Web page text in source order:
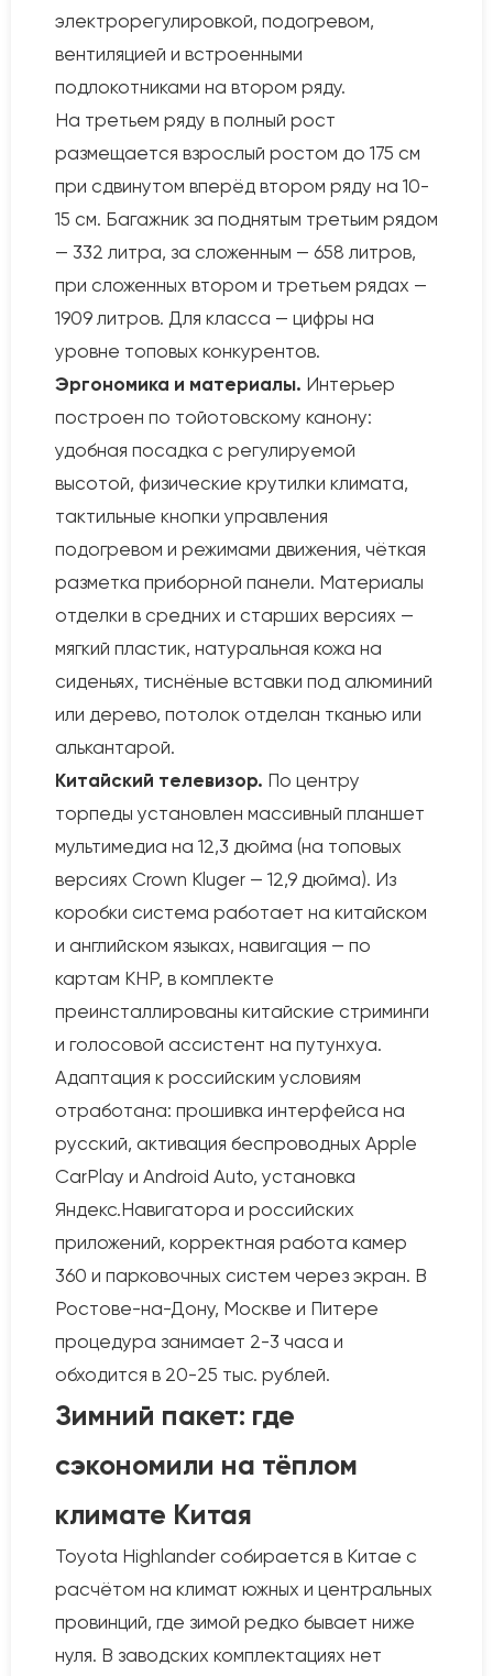
электрорегулировкой, подогревом,
вентиляцией и встроенными
подлокотниками на втором ряду.
На третьем ряду в полный рост
размещается взрослый ростом до 175 см
при сдвинутом вперёд втором ряду на 10-
15 см. Багажник за поднятым третьим рядом
— 332 литра, за сложенным — 658 литров,
при сложенных втором и третьем рядах —
1909 литров. Для класса — цифры на
уровне топовых конкурентов.
Эргономика и материалы. Интерьер
построен по тойотовскому канону:
удобная посадка с регулируемой
высотой, физические крутилки климата,
тактильные кнопки управления
подогревом и режимами движения, чёткая
разметка приборной панели. Материалы
отделки в средних и старших версиях —
мягкий пластик, натуральная кожа на
сиденьях, тиснёные вставки под алюминий
или дерево, потолок отделан тканью или
алькантарой.
Китайский телевизор. По центру
торпеды установлен массивный планшет
мультимедиа на 12,3 дюйма (на топовых
версиях Crown Kluger — 12,9 дюйма). Из
коробки система работает на китайском
и английском языках, навигация — по
картам КНР, в комплекте
преинсталлированы китайские стриминги
и голосовой ассистент на путунхуа.
Адаптация к российским условиям
отработана: прошивка интерфейса на
русский, активация беспроводных Apple
CarPlay и Android Auto, установка
Яндекс.Навигатора и российских
приложений, корректная работа камер
360 и парковочных систем через экран. В
Ростове-на-Дону, Москве и Питере
процедура занимает 2-3 часа и
обходится в 20-25 тыс. рублей.
Зимний пакет: где
сэкономили на тёплом
климате Китая
Toyota Highlander собирается в Китае с
расчётом на климат южных и центральных
провинций, где зимой редко бывает ниже
нуля. В заводских комплектациях нет